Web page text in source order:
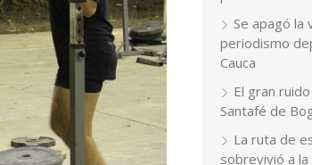
Se apagó la
periodismo
Cauca
El gran
Santafé de
La ruta de
sobrevivió a